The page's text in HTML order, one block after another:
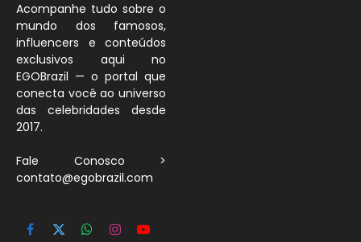
Acompanhe tudo sobre o
mundo dos famosos,
influencers e conteúdos
exclusivos aqui no
EGOBrazil — o portal que
conecta você ao universo
das celebridades desde
2017.
Fale Conosco >
contato@egobrazil.com
Facebook
X WhatsApp
InstagramYouTube